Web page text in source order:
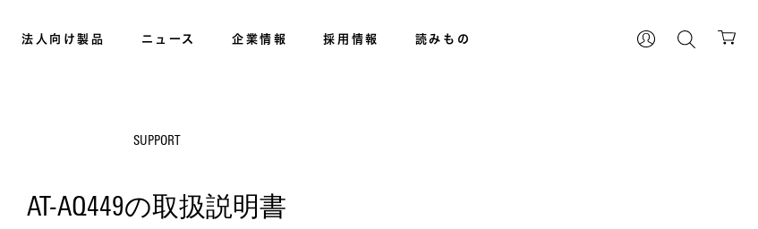
法人向け製品 ニュース 企業情報 採用情報 読みもの
SUPPORT
AT-AQ449の取扱説明書